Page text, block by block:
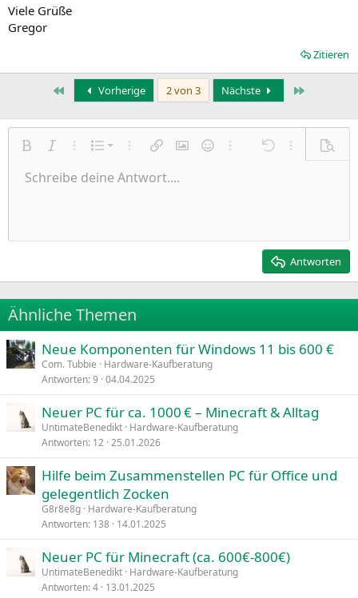
Viele Grüße
Gregor
Zitieren
Erste Vorherige 2 von 3 Nächste
Fett KursivWeitere Einstellungen…
Liste
Nummerierte Liste
Ungeordnete Liste
Weitere Einstellungen…
Link einfügen
Bild einfügen
SmileysWeitere Einstellungen…
Rückgängig
Weitere
Schriftgröße
9
22
26
TextfarbeSchriftfamilie
Arial
Times New Roman
Trebuchet MS
Verdana
Durchgestrichen
Unterstrichen
Inline-Code
AusrichtungLinksbündig
Paragraph format
Normal
Heading 2
ZitatMedienTabelle einfügen
Insert horizontal line
SpoilerCode
Wiederholen
BBCode umschalten
Formatierung entfernen
EntwürfeEntwurf speichern
Schreibe deine Antwort....
Antworten
Ähnliche Themen
Neue Komponenten für Windows 11 bis 600 €
Com. Tubbie
Hardware-Kaufberatung
Antworten 9 04.04.2025
Neuer PC für ca. 1000 € – Minecraft & Alltag
UntimateBenedikt Hardware-Kaufberatung
Antworten 12 25.01.2026
Hilfe beim Zusammenstellen PC für Office und
gelegentlich Zocken
G8r8e8g Hardware-Kaufberatung
Antworten 138 14.01.2025
Neuer PC für Minecraft (ca. 600€-800€)
UntimateBenedikt Hardware-Kaufberatung
Antworten 4 13.01.2025